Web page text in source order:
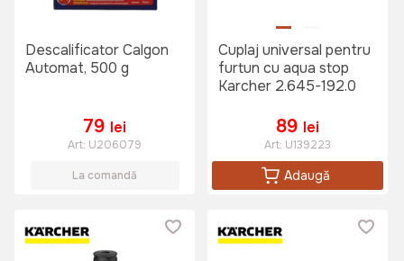
Descalificator Calgon
Automat, 500 g
79 lei
Art: U206079
La comandă
Cuplaj universal pentru
furtun cu aqua stop
Karcher 2.645-192.0
89 lei
Art: U139223
Adaugă